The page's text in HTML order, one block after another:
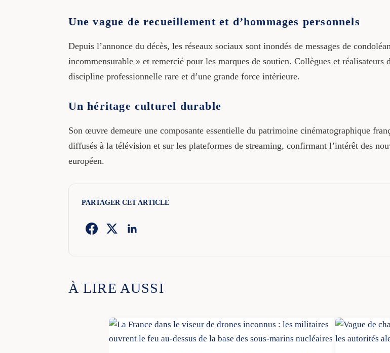
Une vague de recueillement et d’hommages personnels
Depuis l’annonce du décès, les réseaux sociaux sont inondés de messages de
incommensurable » et remercié pour les marques de soutien. Collègues et
discipline professionnelle rare et d’une grande force intérieure.
Un héritage culturel durable
Son œuvre demeure une composante essentielle du patrimoine cinématographique
diffusés à la télévision et sur les plateformes de streaming, confirmant l’intérêt des
européen.
PARTAGER CET ARTICLE
À LIRE AUSSI